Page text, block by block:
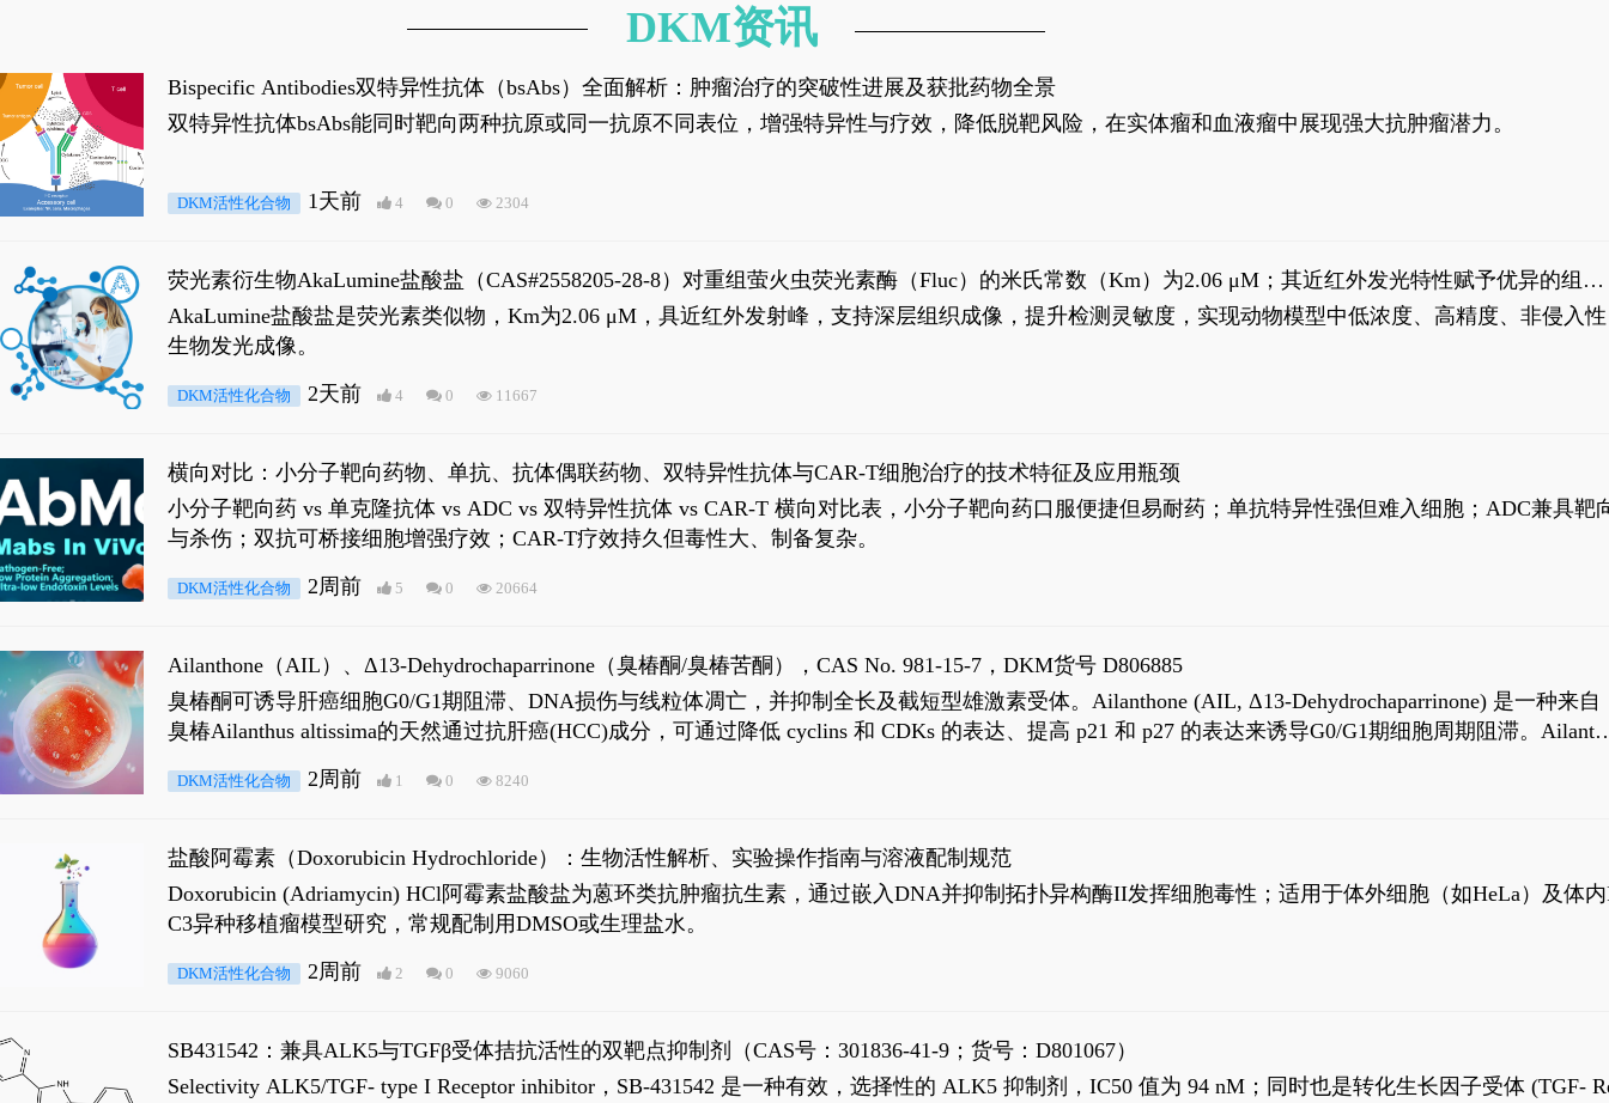
Bispecific Antibodies双特异性抗体（bsAbs）全面解析：肿瘤治疗的突破性进展及获批药物全景
双特异性抗体bsAbs能同时靶向两种抗原或同一抗原不同表位，增强特异性与疗效，降低脱靶风险，在实体瘤和血液瘤中展现强大抗肿瘤潜力。
DKM活性化合物 1天前 4 0 2304
荧光素衍生物AkaLumine盐酸盐（CAS#2558205-28-8）对重组萤火虫荧光素酶（Fluc）的米氏常数（Km）为2.06 μM；其近红外发光特性赋予优异的组织
穿透能力，大幅增强成像信噪比，从而实现活体动物模型中极低给药剂量下的高灵敏度、非侵入式生物发光动态追踪。
AkaLumine盐酸盐是荧光素类似物，Km为2.06 μM，具近红外发射峰，支持深层组织成像，提升检测灵敏度，实现动物模型中低浓度、高精度、非侵入性
生物发光成像。
DKM活性化合物 2天前 4 0 11667
横向对比：小分子靶向药物、单抗、抗体偶联药物、双特异性抗体与CAR-T细胞治疗的技术特征及应用瓶颈
小分子靶向药 vs 单克隆抗体 vs ADC vs 双特异性抗体 vs CAR-T 横向对比表，小分子靶向药口服便捷但易耐药；单抗特异性强但难入细胞；ADC兼具靶
与杀伤；双抗可桥接细胞增强疗效；CAR-T疗效持久但毒性大、制备复杂。
DKM活性化合物 2周前 5 0 20664
Ailanthone（AIL）、Δ13-Dehydrochaparrinone（臭椿酮/臭椿苦酮），CAS No. 981-15-7，DKM货号 D806885
臭椿酮可诱导肝癌细胞G0/G1期阻滞、DNA损伤与线粒体凋亡，并抑制全长及截短型雄激素受体。Ailanthone (AIL, Δ13-Dehydrochaparrinone) 是一种来自
臭椿Ailanthus altissima的天然通过抗肝癌(HCC)成分，可通过降低 cyclins 和 CDKs 的表达、提高 p21 和 p27 的表达来诱导G0/G1期细胞周期阻滞。
是全长 Androgen Receptor (AR-FL)和组成型活性截断AR剪接变体(AR-Vs, AR1-651)的抑制剂，对应的IC50值分别为69 nM和309 nM。
DKM活性化合物 2周前 1 0 8240
盐酸阿霉素（Doxorubicin Hydrochloride）：生物活性解析、实验操作指南与溶液配制规范
Doxorubicin (Adriamycin) HCl阿霉素盐酸盐为蒽环类抗肿瘤抗生素，通过嵌入DNA并抑制拓扑异构酶II发挥细胞毒性；适用于体外细胞（如HeLa）及体内
C3异种移植瘤模型研究，常规配制用DMSO或生理盐水。
DKM活性化合物 2周前 2 0 9060
SB431542：兼具ALK5与TGFβ受体拮抗活性的双靶点抑制剂（CAS号：301836-41-9；货号：D801067）
Selectivity ALK5/TGF- type I Receptor inhibitor，SB-431542 是一种有效，选择性的 ALK5 抑制剂，IC50 值为 94 nM；同时也是转化生长因子受体 (TGF-
DKM资讯